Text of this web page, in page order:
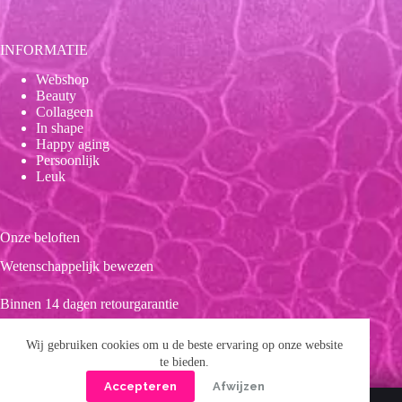
Wij gebruiken cookies om u de beste ervaring op onze website
te bieden.
Accepteren
Afwijzen
INFORMATIE
Webshop
Beauty
Collageen
In shape
Happy aging
Persoonlijk
Leuk
Onze beloften
Wetenschappelijk bewezen
Binnen 14 dagen retourgarantie
Duurzaam
Copyright © 2026 Forever 39 Privacybeleid